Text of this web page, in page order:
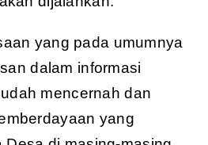
yang pada umumnya
dalam informasi
mencernah dan
yang